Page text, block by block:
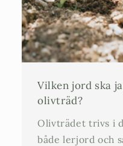
Vilken jord ska
olivträd?
Olivträdet trivs i
både lerjord och